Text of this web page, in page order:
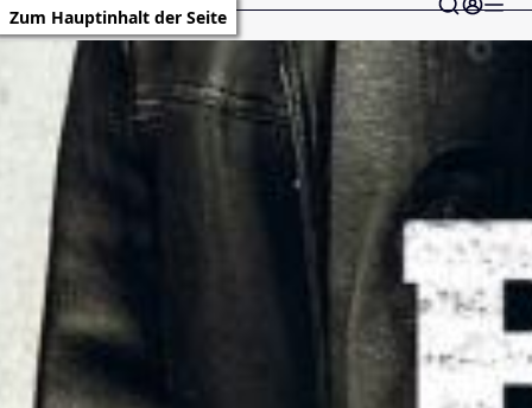
Zum Hauptinhalt der Seite